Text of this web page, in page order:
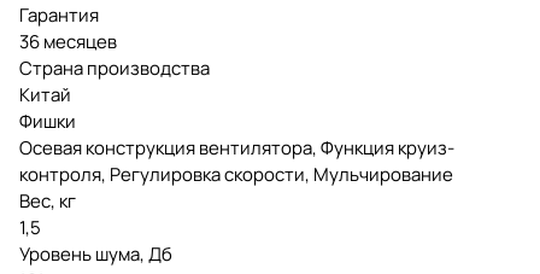
Гарантия
36 месяцев
Страна производства
Китай
Фишки
Осевая конструкция вентилятора, Функция круиз-
контроля, Регулировка скорости, Мульчирование
Вес, кг
1,5
Уровень шума, Дб